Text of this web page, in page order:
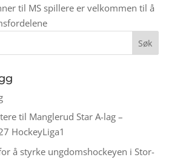
til MS spillere er velkommen til å
til Manglerud Star A-lag –
HockeyLiga1
å styrke ungdomshockeyen i Stor-